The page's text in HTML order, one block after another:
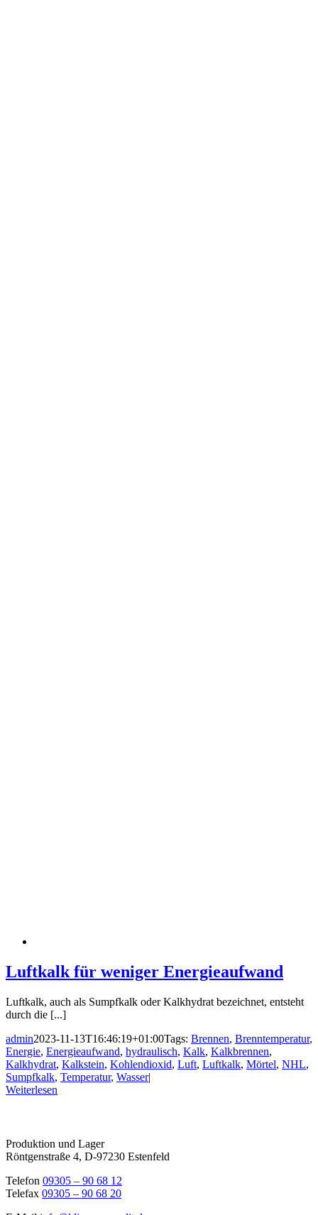
Luftkalk für weniger Energieaufwand
Luftkalk, auch als Sumpfkalk oder Kalkhydrat bezeichnet, entsteht
durch die [...]
admin2023-11-13T16:46:19+01:00Tags: Brennen, Brenntemperatur,
Energie, Energieaufwand, hydraulisch, Kalk, Kalkbrennen,
Kalkhydrat, Kalkstein, Kohlendioxid, Luft, Luftkalk, Mörtel, NHL,
Sumpfkalk, Temperatur, Wasser|
Weiterlesen
Produktion und Lager
Röntgenstraße 4, D-97230 Estenfeld
Telefon 09305 – 90 68 12
Telefax 09305 – 90 68 20